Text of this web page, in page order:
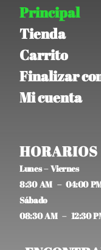
Principal
Tienda
Carrito
Finalizar
Mi cuenta
HORARIOS
Lunes – Viernes
8:30 AM – 04:00
Sábado
08:30 AM – 12:30